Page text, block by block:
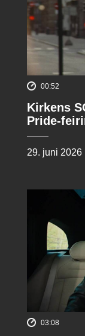
00:52
Kirkens
Pride-
29. juni 2026
03:08